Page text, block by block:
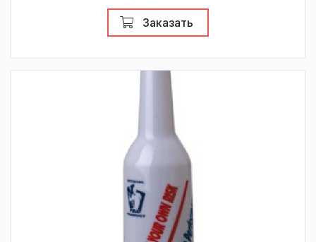
Заказать